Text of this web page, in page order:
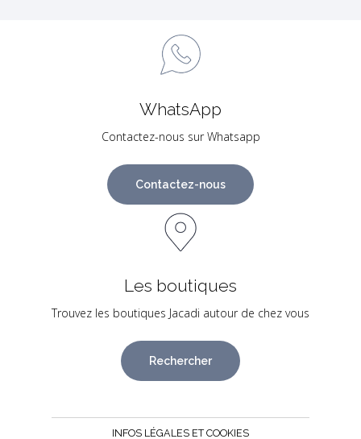
WhatsApp
Contactez-nous sur Whatsapp
Contactez-nous
Les boutiques
Trouvez les boutiques Jacadi autour de chez vous
Rechercher
INFOS LÉGALES ET COOKIES